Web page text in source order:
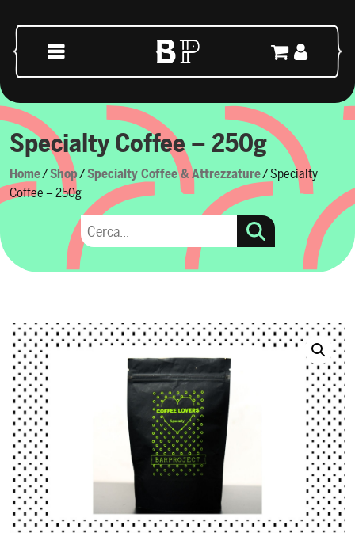
Main Navigation
Specialty Coffee – 250g
Home/Shop/Specialty Coffee & Attrezzature/ Specialty
Coffee – 250g